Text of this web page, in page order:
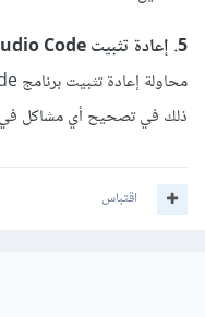
5. إعادة تثبيت Visual Studio Code:
ذلك في تصحيح أي مشاكل في
اقتباس